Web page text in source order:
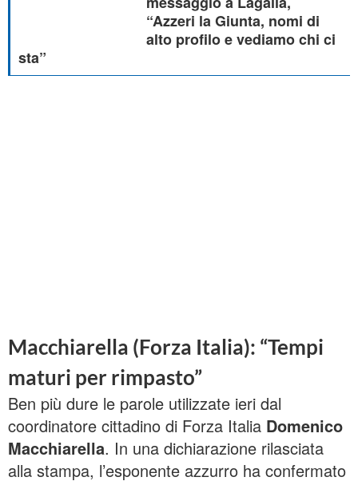
“Azzeri la Giunta, nomi di
alto profilo e vediamo chi ci
sta”
Macchiarella (Forza Italia): “Tempi
maturi per rimpasto”
Ben più dure le parole utilizzate ieri dal
coordinatore cittadino di Forza Italia Domenico
Macchiarella. In una dichiarazione rilasciata
alla stampa, l’esponente azzurro ha confermato